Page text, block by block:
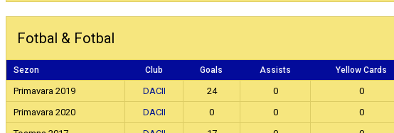
Fotbal & Fotbal
Sezon Club Goals Assists Yellow Cards
Primavara 2019 DACII 24 0 0
Primavara 2020
DACII 0 0 0